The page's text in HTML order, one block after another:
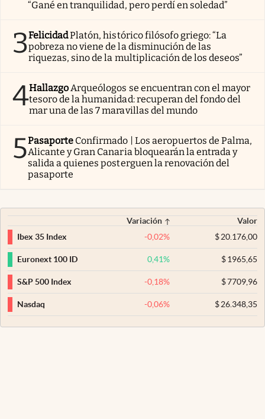
“Gané en tranquilidad, pero perdí en soledad”
3FelicidadPlatón, histórico filósofo griego: “La
pobreza no viene de la disminución de las
riquezas, sino de la multiplicación de los deseos”
4Hallazgo Arqueólogos se encuentran con el mayor
tesoro de la humanidad: recuperan del fondo del
mar una de las 7 maravillas del mundo
5Pasaporte Confirmado | Los aeropuertos de Palma,
Alicante y Gran Canaria bloquearán la entrada y
salida a quienes posterguen la renovación del
pasaporte
Variación
Valor
Ibex 35 Index
-0,02% $20.176,00
Euronext 100 ID 0,41% $1965,65
S&P 500 Index -0,18% $7709,96
Nasdaq -0,06% $26.348,35